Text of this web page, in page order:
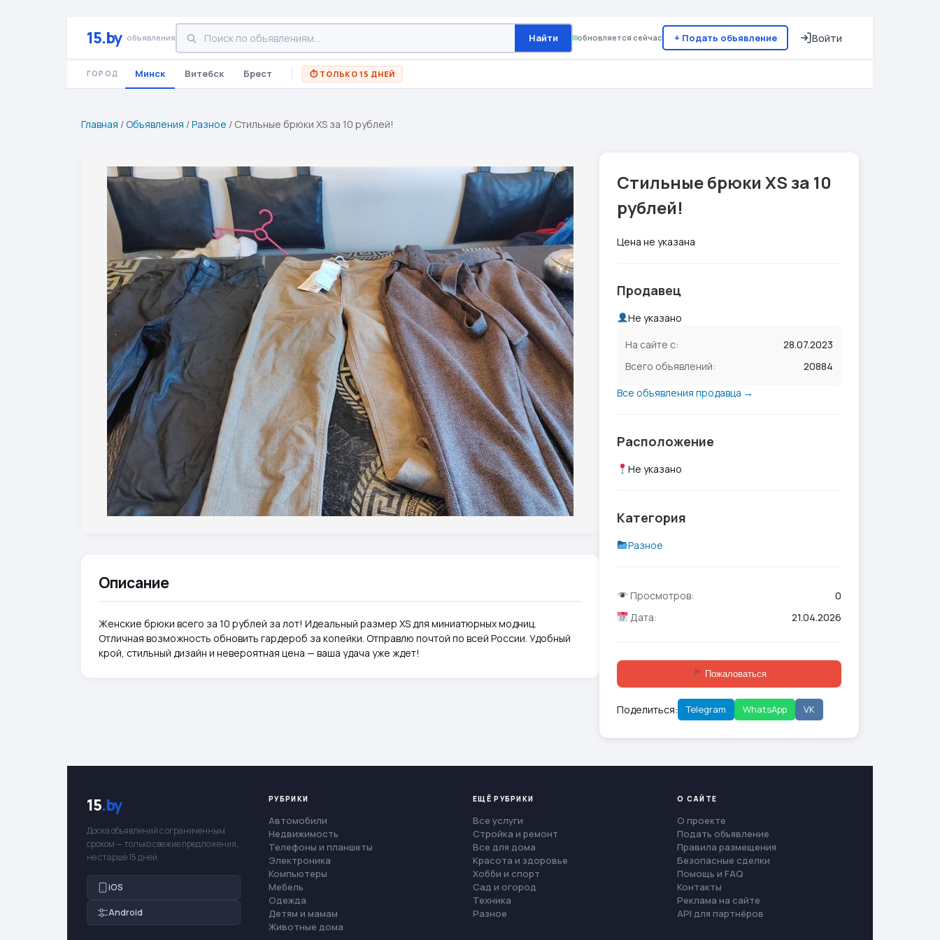
15.by объявления Найти обновляется сейчас + Подать объявление Войти
ГОРОД Минск Витебск Брест ⏱ ТОЛЬКО 15 ДНЕЙ
Главная /Объявления /Разное / Стильные брюки XS за 10 рублей!
Описание
Женские брюки всего за 10 рублей за лот! Идеальный размер XS для миниатюрных модниц.
Отличная возможность обновить гардероб за копейки. Отправлю почтой по всей России. Удобный
крой, стильный дизайн и невероятная цена — ваша удача уже ждет!
Стильные брюки XS за 10
рублей!
Цена не указана
Продавец
Не указано
На сайте с:
28.07.2023
Всего объявлений:
20884
Все объявления продавца →
Расположение
Не указано
Категория
Разное
Просмотров:
0
Дата:
21.04.2026
Пожаловаться
Поделиться: Telegram WhatsApp VK
15.by
Доска объявлений с ограниченным
сроком — только свежие предложения,
не старше 15 дней.
iOS
Android
РУБРИКИ
Автомобили
Недвижимость
Телефоны и планшеты
Электроника
Компьютеры
Мебель
Одежда
Детям и мамам
Животные дома
ЕЩЁ РУБРИКИ
Все услуги
Стройка и ремонт
Все для дома
Красота и здоровье
Хобби и спорт
Сад и огород
Техника
Разное
О САЙТЕ
О проекте
Подать объявление
Правила размещения
Безопасные сделки
Помощь и FAQ
Контакты
Реклама на сайте
API для партнёров